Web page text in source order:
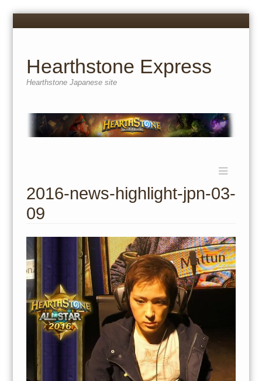
Menu
Hearthstone Express
Hearthstone Japanese site
content
2016-news-highlight-jpn-03-
09